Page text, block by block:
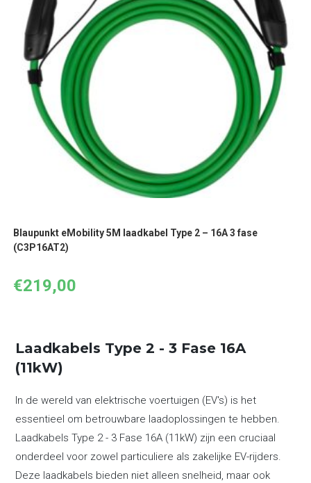
Blaupunkt eMobility 5M laadkabel Type 2 – 16A 3 fase
(C3P16AT2)
€219,00
Laadkabels Type 2 - 3 Fase 16A
(11kW)
In de wereld van elektrische voertuigen (EV's) is het
essentieel om betrouwbare laadoplossingen te hebben.
Laadkabels Type 2 - 3 Fase 16A (11kW) zijn een cruciaal
onderdeel voor zowel particuliere als zakelijke EV-rijders.
Deze laadkabels bieden niet alleen snelheid, maar ook